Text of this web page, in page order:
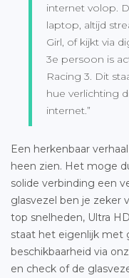
internet volop.
laptop, altijd
Girl, of kijkt via
3e persoon is
Racing 3. Dit
hue verlichting
internet.”
Een herkenbaar
heen zien. Het moge
solide verbinding een
glasvezel ben je zeker
top snelheden, Ultra
staat het eigenlijk met
beschikbaarheid via
en check of de